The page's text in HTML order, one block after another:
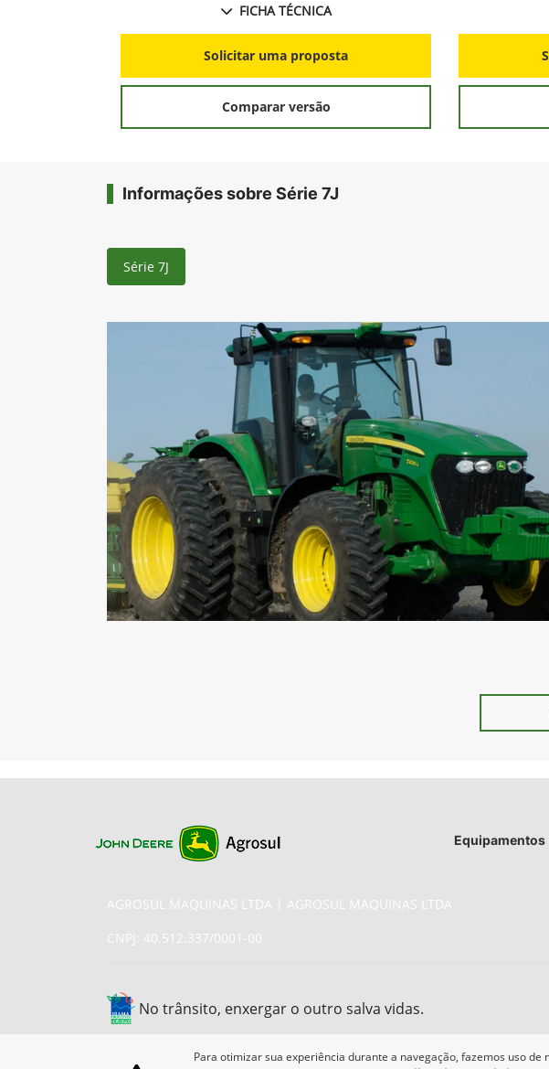
FICHA TÉCNICA
Solicitar uma proposta
Comparar versão
Informações sobre Série 7J
Série 7J
Equipamentos
AGROSUL MAQUINAS LTDA | AGROSUL MAQUINAS LTDA
CNPJ: 40.512.337/0001-00
No trânsito, enxergar o outro salva vidas.
Para otimizar sua experiência durante a navegação, fazemos uso